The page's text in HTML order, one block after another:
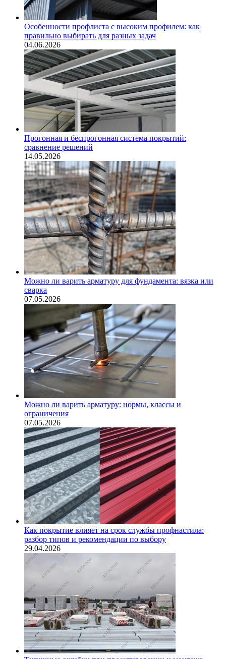
Особенности профлиста с высоким профилем: как
правильно выбирать для разных задач
04.06.2026
Прогонная и беспрогонная система покрытий:
сравнение решений
14.05.2026
Можно ли варить арматуру для фундамента: вязка или
сварка
07.05.2026
Можно ли варить арматуру: нормы, классы и
ограничения
07.05.2026
Как покрытие влияет на срок службы профнастила:
разбор типов и рекомендации по выбору
29.04.2026